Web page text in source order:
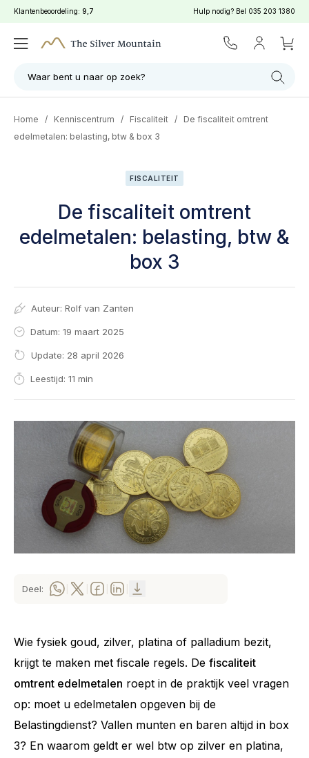
Klantenbeoordeling: 9,7 Hulp nodig? Bel 035 203 1380
Waar bent u naar op zoek?
Home / Kenniscentrum / Fiscaliteit /
De fiscaliteit omtrent
edelmetalen: belasting, btw & box 3
FISCALITEIT
De fiscaliteit omtrent
edelmetalen: belasting, btw &
box 3
Auteur: Rolf van Zanten
Datum: 19 maart 2025
Update: 28 april 2026
Leestijd: 11 min
Deel:
Wie fysiek goud, zilver, platina of palladium bezit,
krijgt te maken met fiscale regels. De fiscaliteit
omtrent edelmetalen roept in de praktijk veel vragen
op: moet u edelmetalen opgeven bij de
Belastingdienst? Vallen munten en baren altijd in box
3? En waarom geldt er wel btw op zilver en platina,